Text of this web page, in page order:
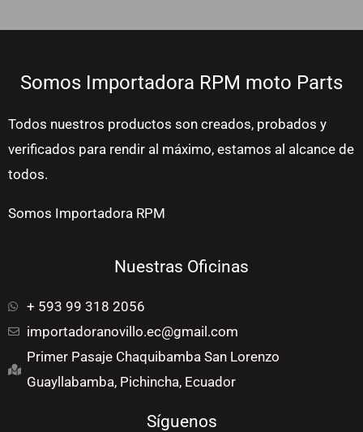
Somos Importadora RPM moto Parts
Todos nuestros productos son creados, probados y
verificados para rendir al máximo, estamos al alcance de
todos.
Somos Importadora RPM
Nuestras Oficinas
+ 593 99 318 2056
importadoranovillo.ec@gmail.com
Primer Pasaje Chaquibamba San Lorenzo
Guayllabamba, Pichincha, Ecuador
Síguenos